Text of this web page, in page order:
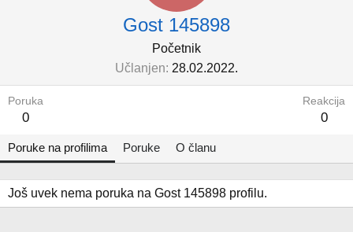
Gost 145898
Početnik
Učlanjen 28.02.2022.
Poruka
0
Reakcija
0
Poruke na profilima Poruke O članu
Još uvek nema poruka na Gost 145898 profilu.